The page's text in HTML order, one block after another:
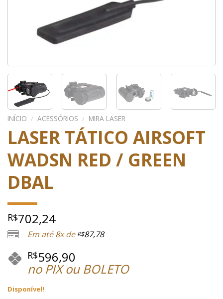
INÍCIO / ACESSÓRIOS / MIRA LASER
LASER TÁTICO AIRSOFT
WADSN RED / GREEN
DBAL
R$702,24
Em até 8x de R$87,78
R$596,90
no PIX ou BOLETO
Disponível!